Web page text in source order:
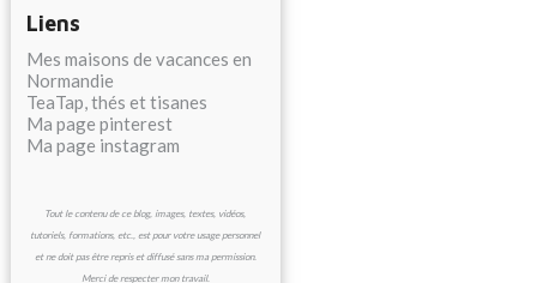
Liens
Mes maisons de vacances en
Normandie
TeaTap, thés et tisanes
Ma page pinterest
Ma page instagram
Tout le contenu de ce blog, images, textes, vidéos,
tutoriels, formations, etc., est pour votre usage personnel
et ne doit pas être repris et diffusé sans ma permission.
Merci de respecter mon travail.